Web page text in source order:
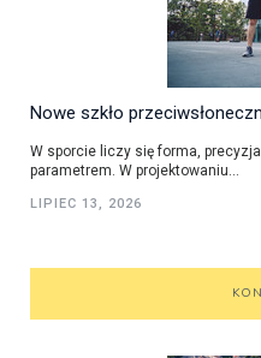
Nowe szkło
W sporcie liczy się forma,
parametrem. W projektowaniu...
LIPIEC 13, 2026